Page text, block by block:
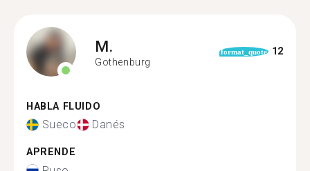
M.
Gothenburg
format_quote 12
HABLA FLUIDO
Sueco Danés
APRENDE